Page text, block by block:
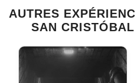
AUTRES
SAN